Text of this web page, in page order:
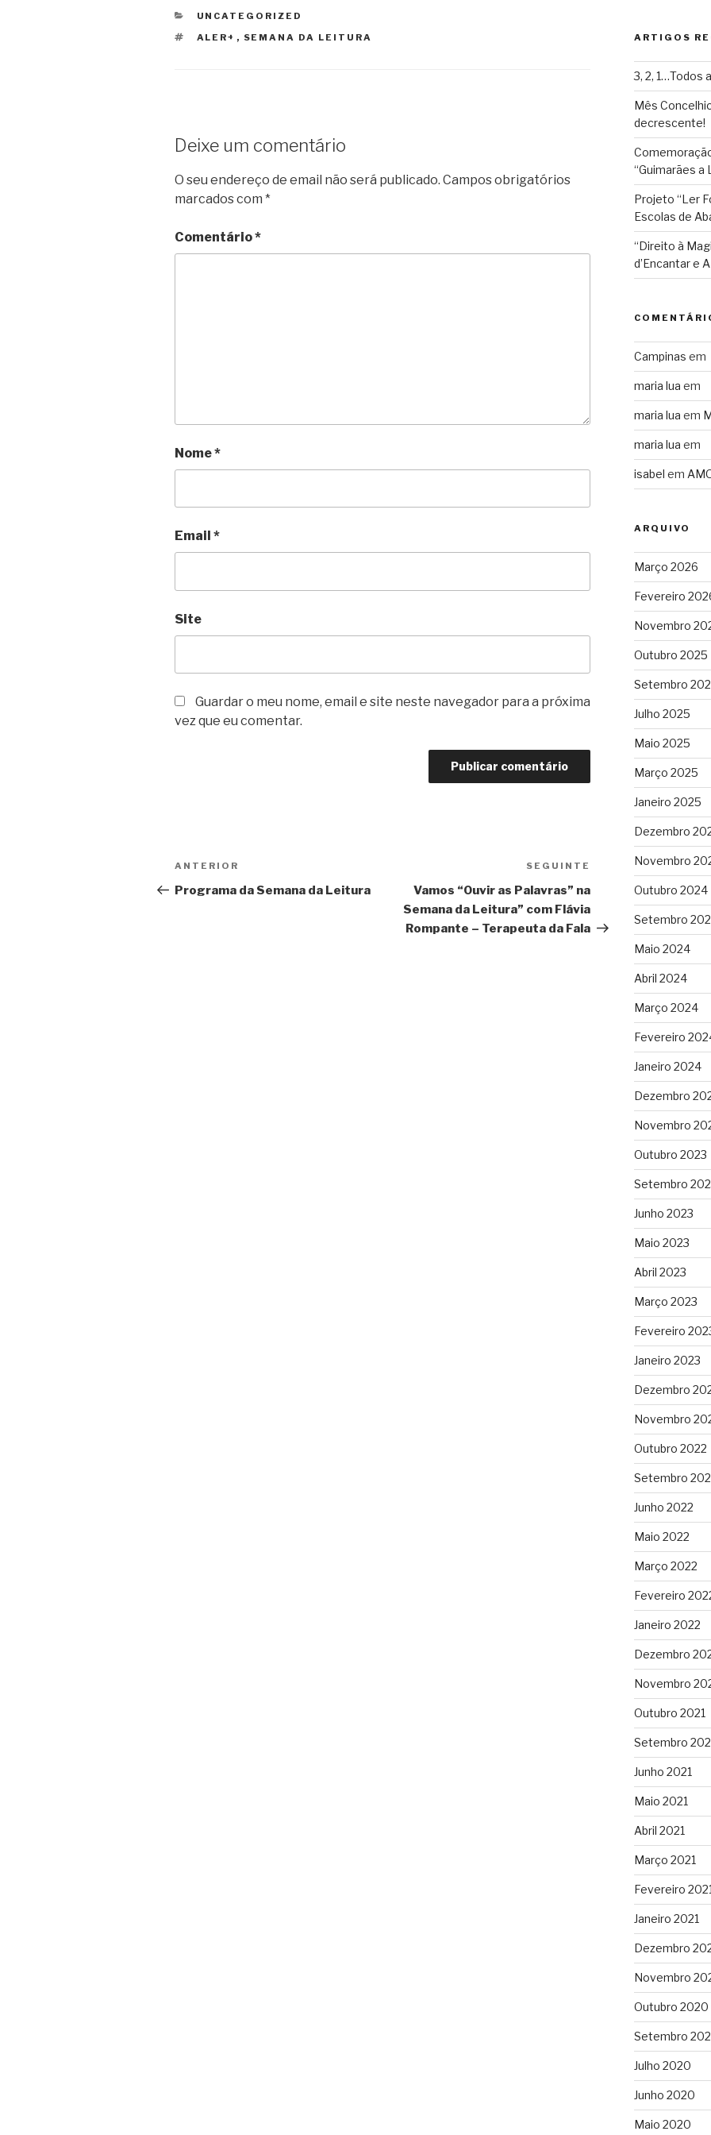
b
o
t
e
e
r
l
A
r
F
y
CATEGORIAS
UNCATEGORIZED
ETIQUETAS
ALER+ , SEMANA DA LEITURA
Deixe um comentário
O seu endereço de email não será publicado. Campos obrigatórios
marcados com *
Comentário*
Nome*
Email *
Site
Guardar o meu nome, email e site neste navegador para a próxima
vez que eu comentar.
Navegação
de
Conteúdo
anterior
ANTERIOR
Programa da Semana da Leitura
Conteúdo
seguinte
SEGUINTE
Vamos “Ouvir as Palavras” na
Semana da Leitura” com Flávia
Rompante – Terapeuta da Fala
ARTIGOS
3, 2, 1…Todos
Mês
decrescente!
“Guimarães a
Projeto “Ler
Escolas de
“Direito à
d’Encantar e
Campinas em
maria lua em
maria lua em
maria lua em
isabel em
ARQUIVO
Março 2026
Fevereiro
Novembro
Outubro 2025
Setembro
Julho 2025
Maio 2025
Março 2025
Janeiro 2025
Dezembro
Novembro
Outubro 2024
Setembro
Maio 2024
Abril 2024
Março 2024
Fevereiro
Janeiro 2024
Dezembro
Novembro
Outubro 2023
Setembro
Junho 2023
Maio 2023
Abril 2023
Março 2023
Fevereiro
Janeiro 2023
Dezembro
Novembro
Outubro 2022
Setembro
Junho 2022
Maio 2022
Março 2022
Fevereiro
Janeiro 2022
Dezembro
Novembro
Outubro 2021
Setembro
Junho 2021
Maio 2021
Abril 2021
Março 2021
Fevereiro 2021
Janeiro 2021
Dezembro
Novembro
Outubro 2020
Setembro
Julho 2020
Junho 2020
Maio 2020